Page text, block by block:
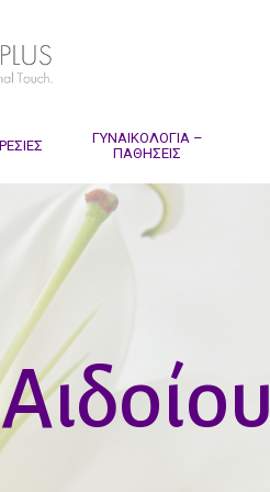
ΓΥΝΑΙΚΟΛΟΓΙΑ –
ΠΑΘΗΣΕΙΣ